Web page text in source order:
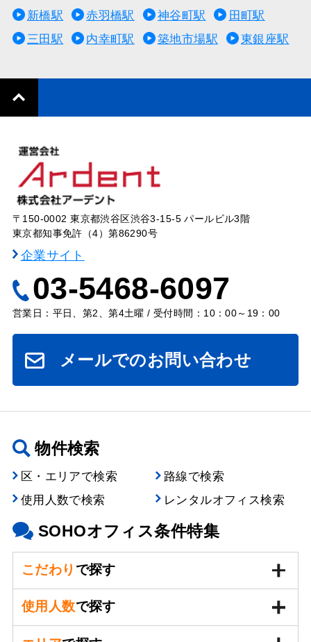
新橋駅
赤羽橋駅 神谷町駅
田町駅
三田駅
内幸町駅 築地市場駅 東銀座駅
〒150-0002 東京都渋谷区渋谷3-15-5 パールビル3階
東京都知事免許（4）第86290号
企業サイト
03-5468-6097
営業日：平日、第2、第4土曜 / 受付時間：10：00～19：00
メールでのお問い合わせ
物件検索
区・エリアで検索
路線で検索
使用人数で検索
レンタルオフィス検索
SOHOオフィス条件特集
こだわり で探す
使用人数で探す